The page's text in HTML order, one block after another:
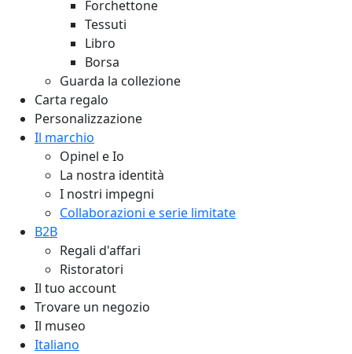
Forchettone
Tessuti
Libro
Borsa
Guarda la collezione
Carta regalo
Personalizzazione
Il marchio
Opinel e Io
La nostra identità
I nostri impegni
Collaborazioni e serie limitate
B2B
Regali d'affari
Ristoratori
Il tuo account
Trovare un negozio
Il museo
Italiano